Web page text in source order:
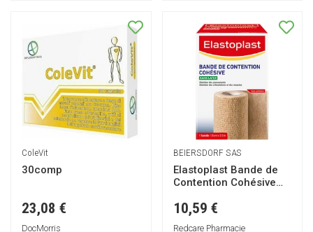
ColeVit
30comp
23,08 €
DocMorris
BEIERSDORF SAS
Elastoplast Bande de
Contention Cohésive
10,59 €
Redcare Pharmacie